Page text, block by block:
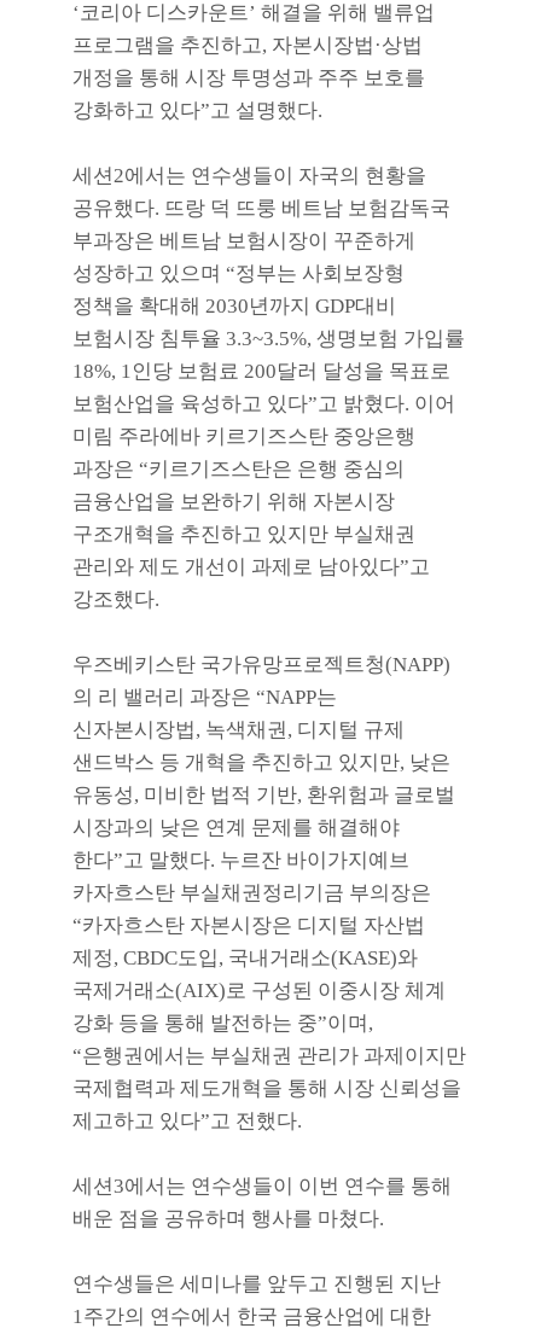
‘코리아 디스카운트’ 해결을 위해 밸류업
프로그램을 추진하고, 자본시장법 ·상법
개정을 통해 시장 투명성과 주주 보호를
강화하고 있다”고 설명했다.
세션2에서는 연수생들이 자국의 현황을
공유했다. 뜨랑 덕 뜨룽 베트남 보험감독국
부과장은 베트남 보험시장이 꾸준하게
성장하고 있으며 “정부는 사회보장형
정책을 확대해 2030년까지 GDP대비
보험시장 침투율 3.3~3.5%, 생명보험 가입률
18%, 1인당 보험료 200달러 달성을 목표로
보험산업을 육성하고 있다”고 밝혔다. 이어
미림 주라에바 키르기즈스탄 중앙은행
과장은 “키르기즈스탄은 은행 중심의
금융산업을 보완하기 위해 자본시장
구조개혁을 추진하고 있지만 부실채권
관리와 제도 개선이 과제로 남아있다”고
강조했다.
우즈베키스탄 국가유망프로젝트청(NAPP)
의 리 밸러리 과장은 “NAPP는
신자본시장법, 녹색채권 , 디지털 규제
샌드박스 등 개혁을 추진하고 있지만, 낮은
유동성, 미비한 법적 기반, 환위험과 글로벌
시장과의 낮은 연계 문제를 해결해야
한다”고 말했다. 누르잔 바이가지예브
카자흐스탄 부실채권정리기금 부의장은
“카자흐스탄 자본시장은 디지털 자산법
제정, CBDC도입, 국내거래소(KASE)와
국제거래소(AIX)로 구성된 이중시장 체계
강화 등을 통해 발전하는 중”이며 ,
“은행권에서는 부실채권 관리가 과제이지만
국제협력과 제도개혁을 통해 시장 신뢰성을
제고하고 있다”고 전했다.
세션3에서는 연수생들이 이번 연수를 통해
배운 점을 공유하며 행사를 마쳤다.
연수생들은 세미나를 앞두고 진행된 지난
1주간의 연수에서 한국 금융산업에 대한